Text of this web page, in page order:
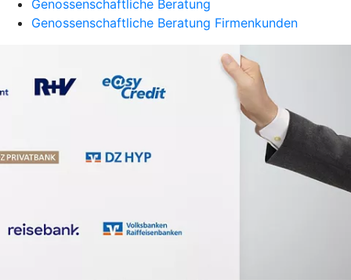
Genossenschaftliche Beratung
Genossenschaftliche Beratung Firmenkunden